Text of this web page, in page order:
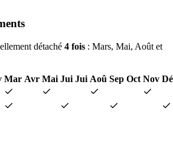
détaché 4 fois : Mars, Mai, Août et
Mar Avr Mai Jui Jui Aoû Sep Oct Nov